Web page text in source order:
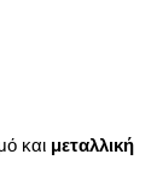
και μεταλλική